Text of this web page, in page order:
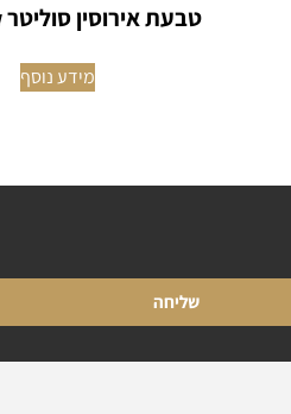
טבעת אירוסין סוליטר SR-110w
מידע נוסף
שליחה